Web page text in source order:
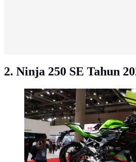
2. Ninja 250 SE Tahun